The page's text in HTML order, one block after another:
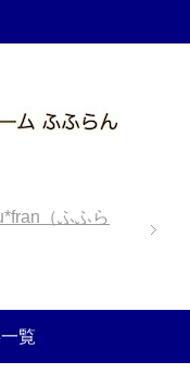
（ふふら
覧